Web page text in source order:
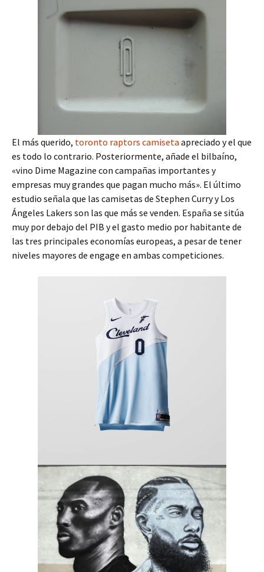
El más querido, toronto raptors camiseta apreciado y el que
es todo lo contrario. Posteriormente, añade el bilbaíno,
«vino Dime Magazine con campañas importantes y
empresas muy grandes que pagan mucho más». El último
estudio señala que las camisetas de Stephen Curry y Los
Ángeles Lakers son las que más se venden. España se sitúa
muy por debajo del PIB y el gasto medio por habitante de
las tres principales economías europeas, a pesar de tener
niveles mayores de engage en ambas competiciones.